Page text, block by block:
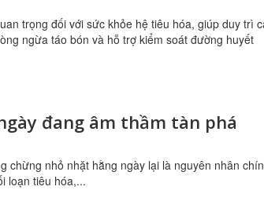
trọng đối với sức khỏe hệ tiêu hóa, giúp duy trì
ngừa táo bón và hỗ trợ kiểm soát đường huyết
đang âm thầm tàn phá
chừng nhỏ nhặt hằng ngày lại là nguyên nhân
loạn tiêu hóa,...